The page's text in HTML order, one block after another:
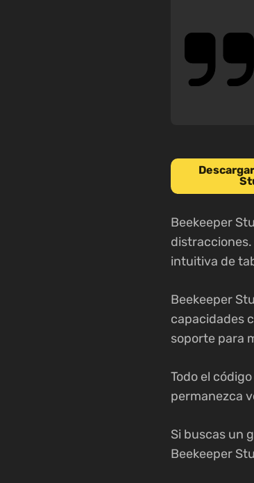
Beekeeper
distracciones.
intuitiva de
Beekeeper
capacidades
soporte para
Todo el
permanezca
Si buscas un
Beekeeper